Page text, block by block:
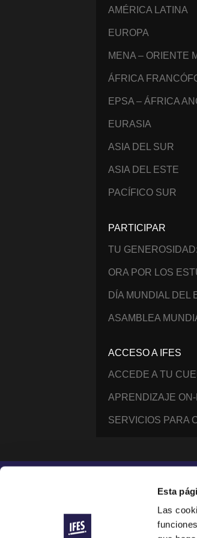
Esta
Las
AMÉRICA LATINA
EUROPA
MENA – ORIENTE
ÁFRICA
EPSA – ÁFRICA
EURASIA
ASIA DEL SUR
ASIA DEL ESTE
PACÍFICO SUR
PARTICIPAR
TU
ORA POR LOS
DÍA MUNDIAL DEL
ASAMBLEA
ACCESO A IFES
ACCEDE A TU
APRENDIZAJE
SERVICIOS PARA
International Fellowship of
© 2014–2026 IFES, une